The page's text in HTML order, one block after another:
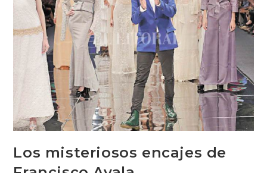
Los misteriosos encajes de